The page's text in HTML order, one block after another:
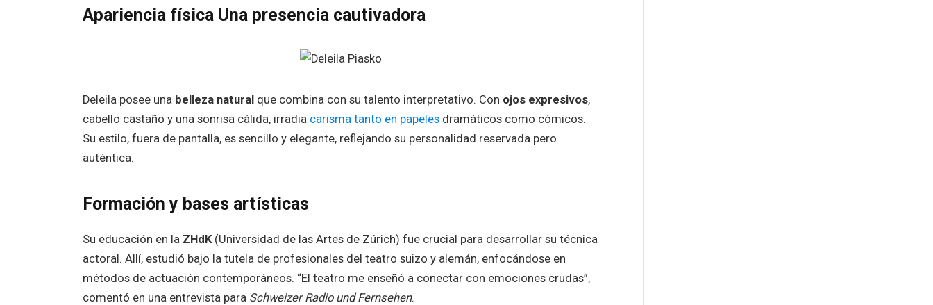
Apariencia física Una presencia cautivadora
Deleila posee una belleza naturalque combina con su talento interpretativo. Con ojos expresivos,
cabello castaño y una sonrisa cálida, irradia carisma tanto en papelesdramáticos como cómicos.
Su estilo, fuera de pantalla, es sencillo y elegante, reflejando su personalidad reservada pero
auténtica.
Formación y bases artísticas
Su educación en la ZHdK(Universidad de las Artes de Zúrich) fue crucial para desarrollar su técnica
actoral. Allí, estudió bajo la tutela de profesionales del teatro suizo y alemán, enfocándose en
métodos de actuación contemporáneos. “El teatro me enseñó a conectar con emociones crudas”,
comentó en una entrevista para Schweizer Radio und Fernsehen.